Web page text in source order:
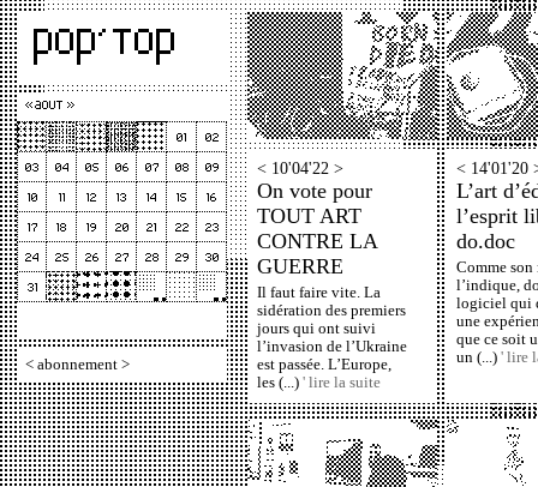
< abonnement >
< 10'04'22 >
On vote pour
TOUT ART
CONTRE LA
GUERRE
Il faut faire vite. La
sidération des premiers
jours qui ont suivi
l’invasion de l’Ukraine
est passée. L’Europe,
les (...) ' lire la suite
< 14'01'20
L’art
l’esprit
do.doc
Comme son
l’indique,
logiciel qui
une
que ce soit
un (...) ' lire